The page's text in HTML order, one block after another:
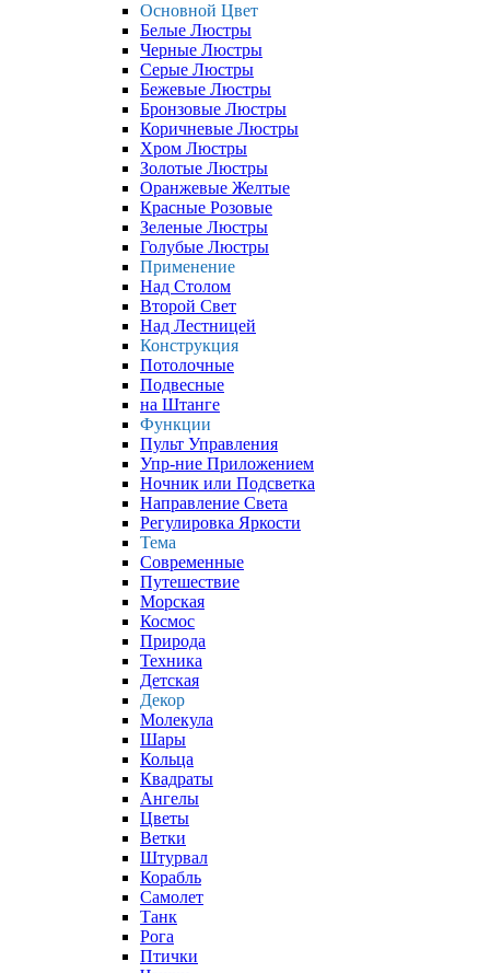
Основной Цвет
Белые Люстры
Черные Люстры
Серые Люстры
Бежевые Люстры
Бронзовые Люстры
Коричневые Люстры
Хром Люстры
Золотые Люстры
Оранжевые Желтые
Красные Розовые
Зеленые Люстры
Голубые Люстры
Применение
Над Столом
Второй Свет
Над Лестницей
Конструкция
Потолочные
Подвесные
на Штанге
Функции
Пульт Управления
Упр-ние Приложением
Ночник или Подсветка
Направление Света
Регулировка Яркости
Тема
Современные
Путешествие
Морская
Космос
Природа
Техника
Детская
Декор
Молекула
Шары
Кольца
Квадраты
Ангелы
Цветы
Ветки
Штурвал
Корабль
Самолет
Танк
Рога
Птички